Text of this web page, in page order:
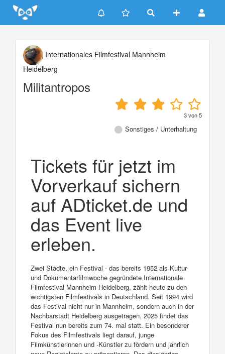
Update cookies preferences
Internationales Filmfestival Mannheim
Heidelberg
Militantropos
3von5
Sonstiges / Unterhaltung
Tickets für jetzt im
Vorverkauf sichern
auf ADticket.de und
das Event live
erleben.
Zwei Städte, ein Festival - das bereits 1952 als Kultur-
und Dokumentarfilmwoche gegründete Internationale
Filmfestival Mannheim Heidelberg, zählt heute zu den
wichtigsten Filmfestivals in Deutschland. Seit 1994 wird
das Festival nicht nur in Mannheim, sondern auch in der
Nachbarstadt Heidelberg ausgetragen. 2025 findet das
Festival nun bereits zum 74. mal statt. Ein besonderer
Fokus des Filmfestivals liegt darauf, junge
Filmkünstlerinnen und -Künstler zu fördern und jährlich